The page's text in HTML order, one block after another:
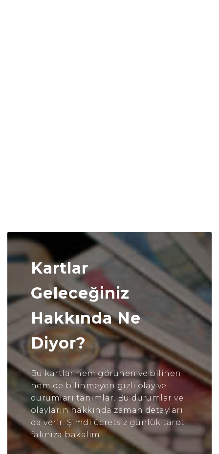
Kartlar
Geleceğiniz
Hakkında Ne
Diyor?
Bu kartlar hem görünen ve bilinen
hem de bilinmeyen gizli olay ve
durumları tanımlar. Bu durumlar ve
olayların hakkında zaman detayları
da verir. Şimdi ücretsiz günlük tarot
falınıza bakalım.